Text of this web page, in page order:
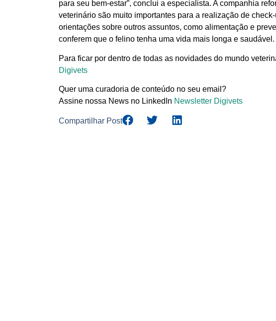
para seu bem-estar”, conclui a especialista. A companhia
veterinário são muito importantes para a realização de
orientações sobre outros assuntos, como alimentação e
conferem que o felino tenha uma vida mais longa e saudável.
Para ficar por dentro de todas as novidades do mundo
Digivets
Quer uma curadoria de conteúdo no seu email?
Assine nossa News no LinkedIn Newsletter Digivets
Compartilhar Post